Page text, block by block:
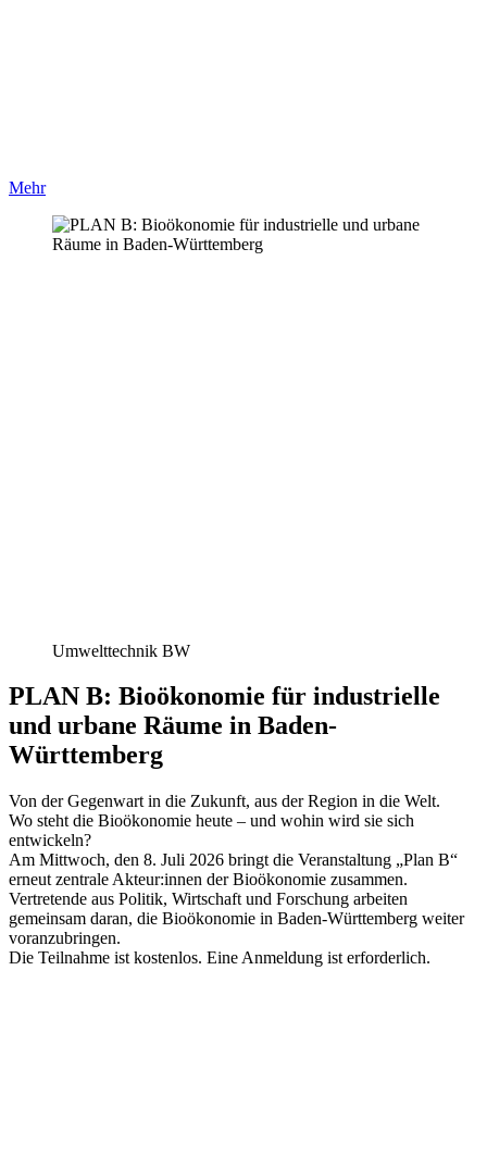
Mehr
Umwelttechnik BW
PLAN B: Bioökonomie für industrielle
und urbane Räume in Baden-
Württemberg
Von der Gegenwart in die Zukunft, aus der Region in die Welt.
Wo steht die Bioökonomie heute – und wohin wird sie sich
entwickeln?
Am Mittwoch, den 8. Juli 2026 bringt die Veranstaltung „Plan B“
erneut zentrale Akteur:innen der Bioökonomie zusammen.
Vertretende aus Politik, Wirtschaft und Forschung arbeiten
gemeinsam daran, die Bioökonomie in Baden-Württemberg weiter
voranzubringen.
Die Teilnahme ist kostenlos. Eine Anmeldung ist erforderlich.